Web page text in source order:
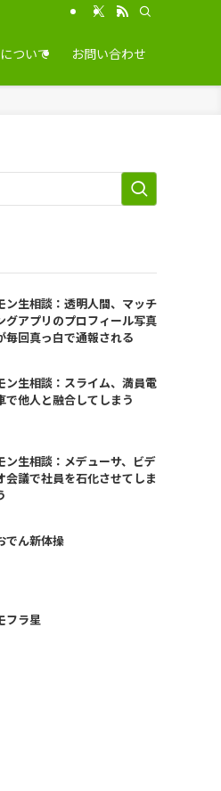
ついて お問い合わせ
ン生相談：透明人間、マッチ
グアプリのプロフィール写真
毎回真っ白で通報される
ン生相談：スライム、満員電
で他人と融合してしまう
ン生相談：メデューサ、ビデ
会議で社員を石化させてしま
でん新体操
フラ星